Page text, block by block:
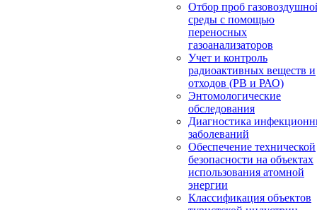
Отбор проб
среды с помощью
переносных
газоанализаторов
Учет и контроль
радиоактивных веществ и
отходов (РВ и РАО)
Энтомологические
обследования
Диагностика
заболеваний
Обеспечение технической
безопасности на объектах
использования атомной
энергии
Классификация объектов